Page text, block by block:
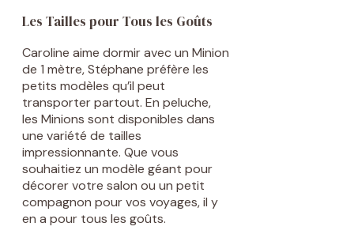
Les Tailles pour Tous les Goûts
Caroline aime dormir avec un Minion
de 1 mètre, Stéphane préfère les
petits modèles qu’il peut
transporter partout. En peluche,
les Minions sont disponibles dans
une variété de tailles
impressionnante. Que vous
souhaitiez un modèle géant pour
décorer votre salon ou un petit
compagnon pour vos voyages, il y
en a pour tous les goûts.